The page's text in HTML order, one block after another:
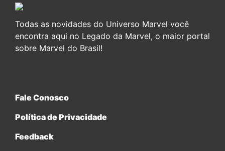
Todas as novidades do Universo Marvel você
encontra aqui no Legado da Marvel, o maior portal
sobre Marvel do Brasil!
Fale Conosco
Política de Privacidade
Feedback